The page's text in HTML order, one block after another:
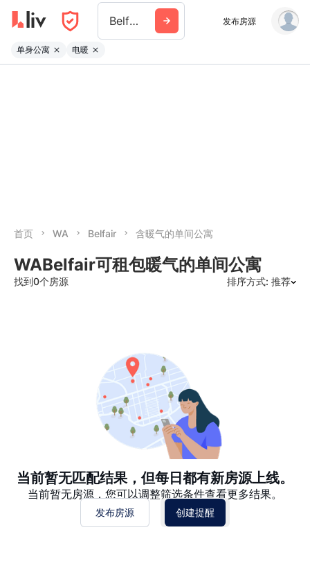
Belfair 发布房源
单身公寓 电暖
首页 WA Belfair 含暖气的单间公寓
WABelfair可租包暖气的单间公寓
找到0个房源 排序方式: 推荐
当前暂无匹配结果，但每日都有新房源上线。
当前暂无房源，您可以调整筛选条件查看更多结果。
发布房源 创建提醒